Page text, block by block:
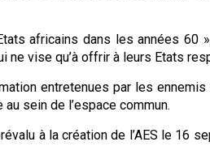
africains dans les années
ne vise qu’à offrir à leurs Etats
entretenues par les
sein de l’espace commun.
à la création de l’AES le